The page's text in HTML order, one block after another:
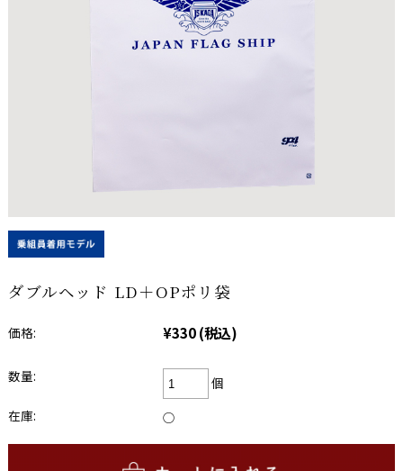
ダブルヘッド LD＋OPポリ袋
価格: ¥330(税込)
数量:
個
在庫:
○